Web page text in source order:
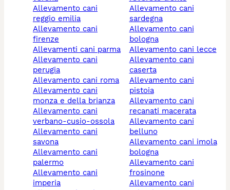
allevamento cani
reggio emilia
allevamento cani
firenze
allevamenti cani parma
allevamento cani
perugia
allevamento cani roma
allevamento cani
monza e della brianza
allevamento cani
verbano-cusio-ossola
allevamento cani
savona
allevamento cani
palermo
allevamento cani
imperia
allevamento cani
sardegna
allevamento cani
bologna
allevamento cani lecce
allevamento cani
caserta
allevamento cani
pistoia
allevamento cani
recanati macerata
allevamento cani
belluno
allevamento cani imola
bologna
allevamento cani
frosinone
allevamento cani